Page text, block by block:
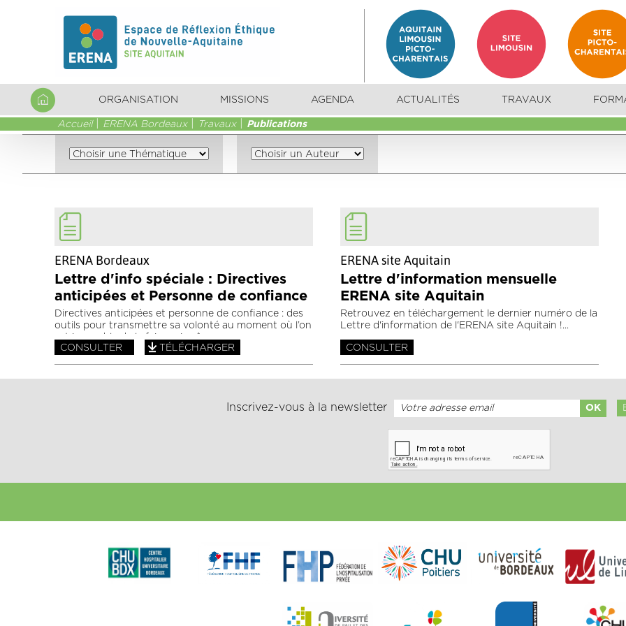
ORGANISATION MISSIONS AGENDA ACTUALITÉS TRAVAUX
Accueil ERENA Bordeaux Travaux Publications
ERENA Bordeaux
Lettre d'info spéciale : Directives
anticipées et Personne de confiance
Directives anticipées et personne de confiance : des
outils pour transmettre sa volonté au moment où l’on
est incapable de le faire soi-même.
CONSULTER
TÉLÉCHARGER
ERENA site Aquitain
Lettre d'information mensuelle
ERENA site Aquitain
Retrouvez en téléchargement le dernier numéro de la
Lettre d'information de l'ERENA site Aquitain !
CONSULTER
Inscrivez-vous à la newsletter